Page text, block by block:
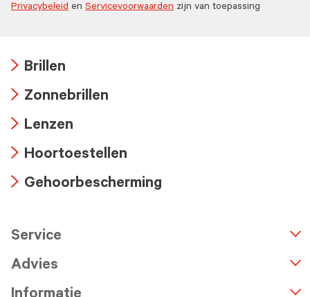
Privacybeleid en Servicevoorwaarden zijn van toepassing
icon
Brillen
icon
Zonnebrillen
icon
Lenzen
icon
Hoortoestellen
Gehoorbescherming
Service
Advies